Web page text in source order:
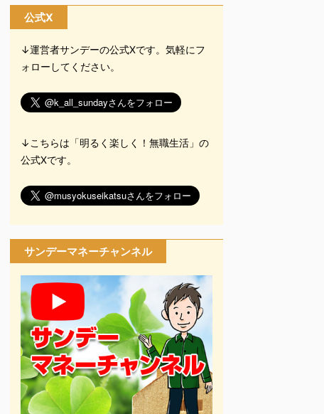
公式X
↓運営者サンデーの公式Xです。気軽にフ
ォローしてください。
↓こちらは「明るく楽しく！無職生活」の
公式Xです。
サンデーマネーチャンネル